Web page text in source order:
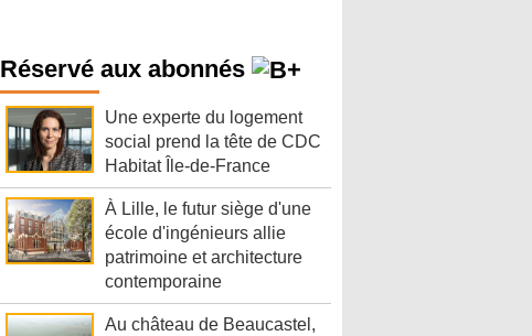
Réservé aux abonnés
Une experte du logement
social prend la tête de CDC
Habitat Île-de-France
À Lille, le futur siège d'une
école d'ingénieurs allie
patrimoine et architecture
contemporaine
Au château de Beaucastel,